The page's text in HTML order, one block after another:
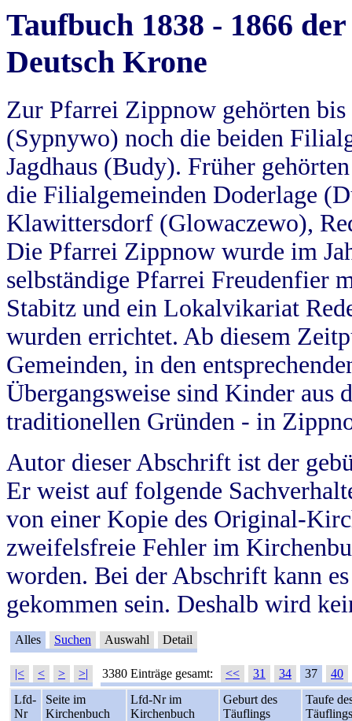
Taufbuch 1838 - 1866
Deutsch Krone
Zur Pfarrei Zippnow gehörten
(Sypnywo) noch die beiden
Jagdhaus (Budy). Früher
die Filialgemeinden Doderlage
Klawittersdorf (Glowaczewo),
Die Pfarrei Zippnow wurde im
selbständige Pfarrei Freudenfier
Stabitz und ein Lokalvikariat
wurden errichtet. Ab diesem
Gemeinden, in den
Übergangsweise sind Kinder aus
traditionellen Gründen - in
Autor dieser Abschrift ist der
Er weist auf folgende
von einer Kopie des Original-
zweifelsfreie Fehler im
worden. Bei der Abschrift kann
gekommen sein. Deshalb wird
Alles Suchen Auswahl Detail
|< < > >| 3380 Einträge gesamt: << 31 34 37
40
Lfd-
Nr
Seite im
Kirchenbuch
Lfd-Nr im
Kirchenbuch
Geburt des
Täuflings
Taufe
Täuflings